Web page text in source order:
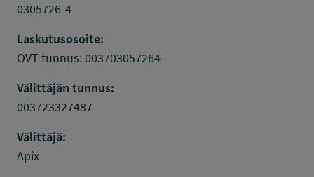
0305726-4
Laskutusosoite:
OVT tunnus: 003703057264
Välittäjän tunnus:
003723327487
Välittäjä:
Apix